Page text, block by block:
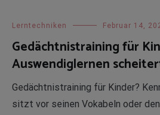
Lerntechniken Februar 14,
Gedächtnistraining für
Auswendiglernen
Gedächtnistraining für Kinder?
sitzt vor seinen Vokabeln oder